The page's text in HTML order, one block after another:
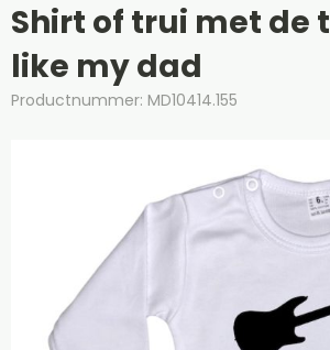
Shirt of trui met de
like my dad
Productnummer: MD10414.155